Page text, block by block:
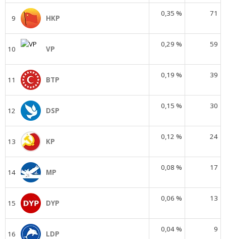
9 HKP
0,35 % 71
10 VP
0,29 % 59
11 BTP
0,19 % 39
12 DSP
0,15 % 30
13 KP
0,12 % 24
14 MP
0,08 % 17
15 DYP
0,06 % 13
16 LDP
0,04 % 9